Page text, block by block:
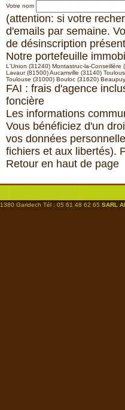
Votre nom
(attention: si votre
d'emails par semaine.
de désinscription
Notre portefeuille
L'Union (31240) Montastruc-la-Conseillère
Lavaur (81500)Aucamville (31140)
Toulouse (31000) Bouloc (31620)
FAI : frais d'agence
foncière
Les informations
Vous bénéficiez d'un
vos données
fichiers et aux libertés).
Retour en haut de page
Garidech Tél : 05 61 48 62 65 SARL